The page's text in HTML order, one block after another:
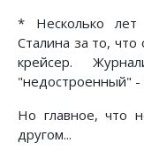
* Несколько лет
Сталина за то,
крейсер.
"недостроенный" -
Но главное, что
другом...